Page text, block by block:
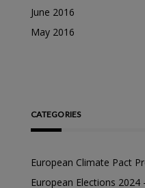
June 2016
May 2016
CATEGORIES
European Climate Pact
European Elections 2024